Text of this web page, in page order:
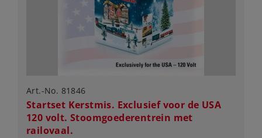
Art.-No. 81846
Startset Kerstmis. Exclusief voor de USA
120 volt. Stoomgoederentrein met
railovaal.